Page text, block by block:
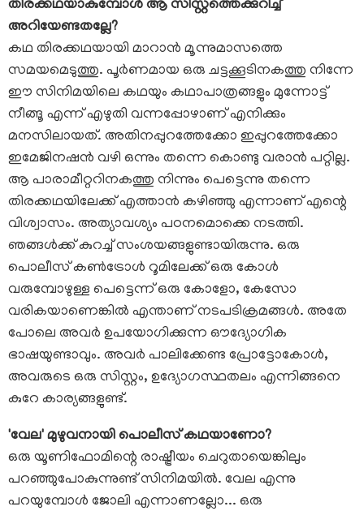
തിരക്കഥയാകുമ്പോൾ ആ സിസ്റ്റത്തെക്കുറിച്ച്
അറിയേണ്ടതല്ലേ?
കഥ തിരക്കഥയായി മാറാൻ മൂന്നുമാസത്തെ
സമയമെടുത്തു. പൂർണമായ ഒരു ചട്ടക്കൂടിനകത്തു നിന്നേ
ഈ സിനിമയിലെ കഥയും കഥാപാത്രങ്ങളും മുന്നോട്ട്
നീങ്ങൂ എന്ന് എഴുതി വന്നപ്പോഴാണ് എനിക്കും
മനസിലായത്. അതിനപ്പുറത്തേക്കോ ഇപ്പുറത്തേക്കോ
ഇമേജിനഷൻ വഴി ഒന്നും തന്നെ കൊണ്ടു വരാൻ പറ്റില്ല.
ആ പാരാമീറ്ററിനകത്തു നിന്നും പെട്ടെന്നു തന്നെ
തിരക്കഥയിലേക്ക് എത്താൻ കഴിഞ്ഞു എന്നാണ് എന്റെ
വിശ്വാസം. അത്യാവശ്യം പഠനമൊക്കെ നടത്തി.
ഞങ്ങൾക്ക് കുറച്ച് സംശയങ്ങളുണ്ടായിരുന്നു. ഒരു
പൊലീസ് കൺട്രോൾ റൂമിലേക്ക് ഒരു കോൾ
വരുമ്പോഴുള്ള പെട്ടെന്ന് ഒരു കോളോ, കേസോ
വരികയാണെങ്കിൽ എന്താണ് നടപടിക്രമങ്ങൾ. അതേ
പോലെ അവർ ഉപയോഗിക്കുന്ന ഔദ്യോഗിക
ഭാഷയുണ്ടാവും. അവർ പാലിക്കേണ്ട പ്രോട്ടോകോൾ,
അവരുടെ ഒരു സിസ്റ്റം, ഉദ്യോഗസ്ഥതലം എന്നിങ്ങനെ
കുറേ കാര്യങ്ങളുണ്ട്.
'വേല' മുഴുവനായി പൊലീസ് കഥയാണോ?
ഒരു യൂണിഫോമിന്റെ രാഷ്ട്രീയം ചെറുതായെങ്കിലും
പറഞ്ഞുപോകുന്നുണ്ട് സിനിമയിൽ. വേല എന്നു
പറയുമ്പോൾ ജോലി എന്നാണല്ലോ... ഒരു